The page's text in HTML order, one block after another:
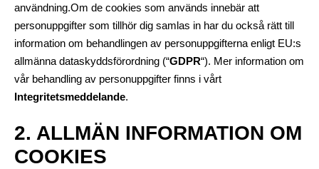
användning.Om de cookies som används innebär att
personuppgifter som tillhör dig samlas in har du också rätt till
information om behandlingen av personuppgifterna enligt EU:s
allmänna dataskyddsförordning (“GDPR“). Mer information om
vår behandling av personuppgifter finns i vårt
Integritetsmeddelande.
2. ALLMÄN INFORMATION OM
COOKIES